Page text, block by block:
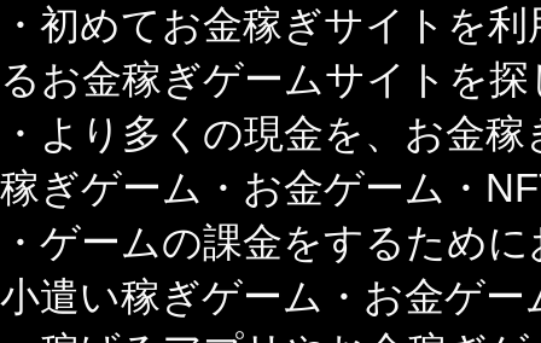
・初めてお金稼ぎサイトを
るお金稼ぎゲームサイトを
・より多くの現金を、お金
稼ぎゲーム・お金ゲーム・
・ゲームの課金をするため
小遣い稼ぎゲーム・お金ゲ